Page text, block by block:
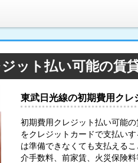
ット払い可能の賃
東武日光線の初期費用クレ
初期費用クレジット払い可能
をクレジットカードで支払い
は準備できなくても支払える
介手数料、前家賃、火災保険